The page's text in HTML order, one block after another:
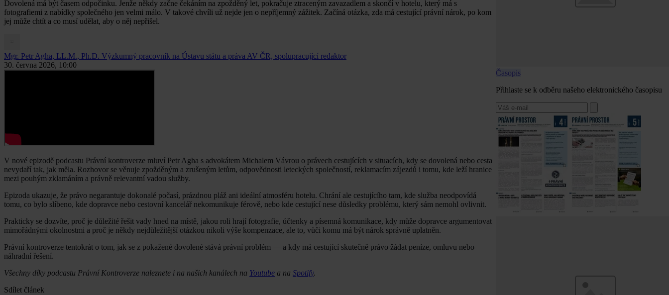
Dovolená má být časem odpočinku. Jenže někdy začne čekáním na zpožděný let, pokračuje ztraceným zavazadlem a skončí v hotelu, který má s
fotografiemi z nabídky společného jen velmi málo. V takové chvíli už nejde jen o nepříjemný zážitek. Začíná otázka, zda má cestující právní nárok, po kom
jej může chtít a co musí udělat, aby o něj nepřišel.
Mgr. Petr Agha, LL.M., Ph.D. Výzkumný pracovník na Ústavu státu a práva AV ČR, spolupracující redaktor
30. června 2026, 10:00
V nové epizodě podcastu Právní kontroverze mluví Petr Agha s advokátem Michalem Vávrou o právech cestujících v situacích, kdy se dovolená nebo cesta
nevydaří tak, jak měla. Rozhovor se věnuje zpožděným a zrušeným letům, odpovědnosti leteckých společností, reklamacím zájezdů i tomu, kde leží hranice
mezi pouhým zklamáním a právně relevantní vadou služby.
Epizoda ukazuje, že právo negarantuje dokonalé počasí, prázdnou pláž ani ideální atmosféru hotelu. Chrání ale cestujícího tam, kde služba neodpovídá
tomu, co bylo slíbeno, kde dopravce nebo cestovní kancelář nekomunikuje férově, nebo kde cestující nese důsledky problému, který sám nemohl ovlivnit.
Prakticky se dozvíte, proč je důležité řešit vady hned na místě, jakou roli hrají fotografie, účtenky a písemná komunikace, kdy může dopravce argumentovat
mimořádnými okolnostmi a proč je někdy nejdůležitější otázkou nikoli výše kompenzace, ale to, vůči komu má být nárok správně uplatněn.
Právní kontroverze tentokrát o tom, jak se z pokažené dovolené stává právní problém — a kdy má cestující skutečně právo žádat peníze, omluvu nebo
náhradní řešení.
Všechny díky podcastu Právní Kontroverze naleznete i na našich kanálech na Youtube a na Spotify.
Sdílet článek
Časopis
Přihlaste se k odběru našeho elektronického časopisu